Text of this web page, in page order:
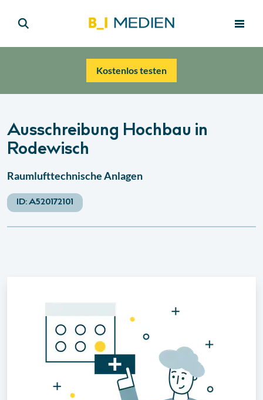
Kostenlos testen
Ausschreibung Hochbau in
Rodewisch
Raumlufttechnische Anlagen
ID:A520172101